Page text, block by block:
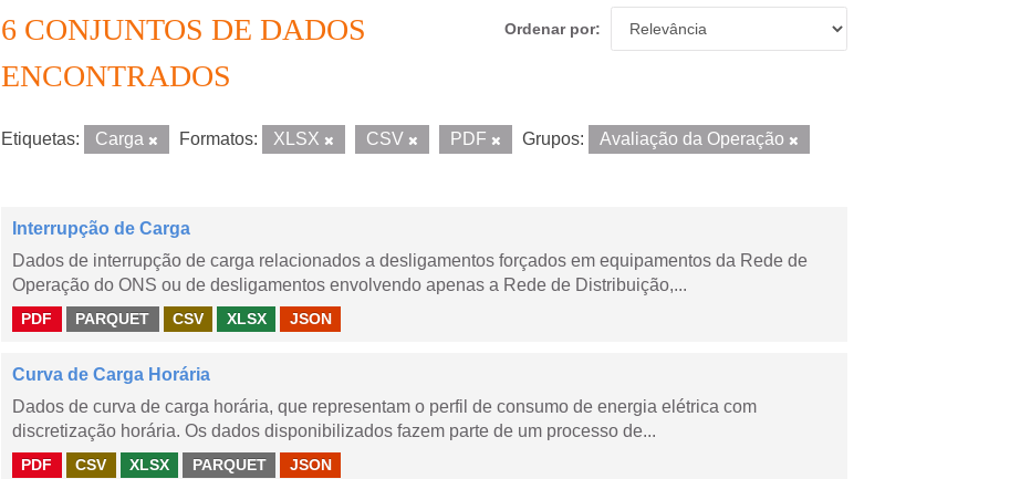
Ordenar por
6 CONJUNTOS DE DADOS
ENCONTRADOS
Etiquetas: Carga Formatos: XLSX CSV PDF Grupos: Avaliação da Operação
Interrupção de Carga
Dados de interrupção de carga relacionados a desligamentos forçados em equipamentos da Rede de
Operação do ONS ou de desligamentos envolvendo apenas a Rede de Distribuição,...
PDF PARQUET CSV XLSX JSON
Curva de Carga Horária
Dados de curva de carga horária, que representam o perfil de consumo de energia elétrica com
discretização horária. Os dados disponibilizados fazem parte de um processo de...
PDF CSV XLSX PARQUET JSON